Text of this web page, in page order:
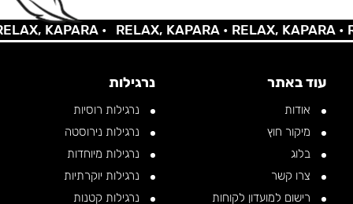
KAPARA • RELAX, KAPARA •RELAX, KAPARA •
עוד באתר
אודות
מיקור חוץ
בלוג
צרו קשר
רישום למועדון לקוחות
נרגילות
נרגילות רוסיות
נרגילות נירוסטה
נרגילות מיוחדות
נרגילות יוקרתיות
נרגילות קטנות